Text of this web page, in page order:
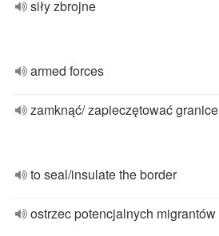
siły zbrojne
armed forces
zamknąć/ zapieczętować granice
to seal/insulate the border
ostrzec potencjalnych migrantów